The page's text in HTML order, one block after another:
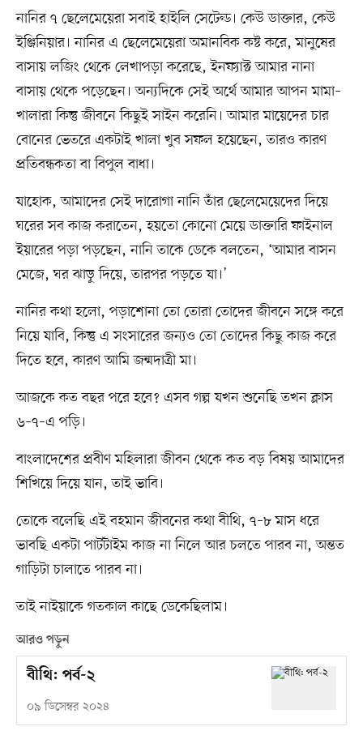
নানির ৭ ছেলেমেয়েরা সবাই হাইলি সেটেল্ড। কেউ ডাক্তার, কেউ
ইঞ্জিনিয়ার। নানির এ ছেলেমেয়েরা অমানবিক কষ্ট করে, মানুষের
বাসায় লজিং থেকে লেখাপড়া করেছে, ইনফ্যাক্ট আমার নানা
বাসায় থেকে পড়েছেন। অন্যদিকে সেই অর্থে আমার আপন মামা–
খালারা কিন্তু জীবনে কিছুই সাইন করেনি। আমার মায়েদের চার
বোনের ভেতরে একটাই খালা খুব সফল হয়েছেন, তারও কারণ
প্রতিবন্ধকতা বা বিপুল বাধা।
যাহোক, আমাদের সেই দারোগা নানি তাঁর ছেলেমেয়েদের দিয়ে
ঘরের সব কাজ করাতেন, হয়তো কোনো মেয়ে ডাক্তারি ফাইনাল
ইয়ারের পড়া পড়ছেন, নানি তাকে ডেকে বলতেন, ‘আমার বাসন
মেজে, ঘর ঝাড়ু দিয়ে, তারপর পড়তে যা।’
নানির কথা হলো, পড়াশোনা তো তোরা তোদের জীবনে সঙ্গে করে
নিয়ে যাবি, কিন্তু এ সংসারের জন্যও তো তোদের কিছু কাজ করে
দিতে হবে, কারণ আমি জন্মদাত্রী মা।
আজকে কত বছর পরে হবে? এসব গল্প যখন শুনেছি তখন ক্লাস
৬–৭–এ পড়ি।
বাংলাদেশের প্রবীণ মহিলারা জীবন থেকে কত বড় বিষয় আমাদের
শিখিয়ে দিয়ে যান, তাই ভাবি।
তোকে বলেছি এই বহমান জীবনের কথা বীথি, ৭–৮ মাস ধরে
ভাবছি একটা পার্টটাইম কাজ না নিলে আর চলতে পারব না, অন্তত
গাড়িটা চালাতে পারব না।
তাই নাইয়াকে গতকাল কাছে ডেকেছিলাম।
আরও পড়ুন
বীথি: পর্ব-২
০৯ ডিসেম্বর ২০২৪